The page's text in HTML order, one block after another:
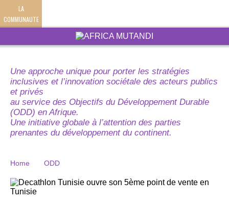
LA
COMMUNAUTE
Une approche unique pour porter les stratégies
inclusives et l’innovation sociétale des acteurs publics
et privés
au service des Objectifs du Développement Durable
(ODD) en Afrique.
Une initiative globale à l’attention des parties
prenantes du développement du continent.
Home ODD